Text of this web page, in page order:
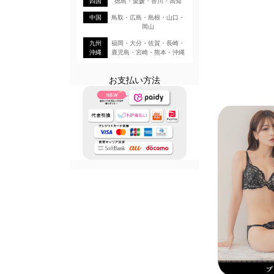
中国
鳥取・広島・島根・山口・
岡山
九州
沖縄
福岡・大分・佐賀・長崎・
鹿児島・宮崎・熊本・沖縄
お支払い方法